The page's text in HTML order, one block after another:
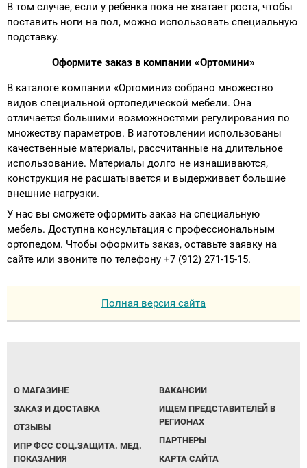
В том случае, если у ребенка пока не хватает роста, чтобы
поставить ноги на пол, можно использовать специальную
подставку.
Оформите заказ в компании «Ортомини»
В каталоге компании «Ортомини» собрано множество
видов специальной ортопедической мебели. Она
отличается большими возможностями регулирования по
множеству параметров. В изготовлении использованы
качественные материалы, рассчитанные на длительное
использование. Материалы долго не изнашиваются,
конструкция не расшатывается и выдерживает большие
внешние нагрузки.
У нас вы сможете оформить заказ на специальную
мебель. Доступна консультация с профессиональным
ортопедом. Чтобы оформить заказ, оставьте заявку на
сайте или звоните по телефону +7 (912) 271-15-15.
Полная версия сайта
О МАГАЗИНЕ
ЗАКАЗ И ДОСТАВКА
ОТЗЫВЫ
ИПР ФСС СОЦ.ЗАЩИТА. МЕД.
ПОКАЗАНИЯ
ВАКАНСИИ
ИЩЕМ ПРЕДСТАВИТЕЛЕЙ В
РЕГИОНАХ
ПАРТНЕРЫ
КАРТА САЙТА